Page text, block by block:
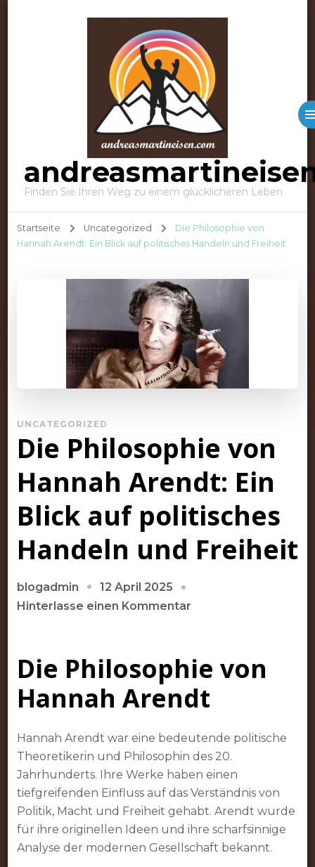
Finden Sie Ihren Weg zu einem glücklicheren Leben
Startseite Uncategorized
Die Philosophie von
Hannah Arendt: Ein Blick auf politisches Handeln und Freiheit
UNCATEGORIZED
Die Philosophie von
Hannah Arendt: Ein
Blick auf politisches
Handeln und Freiheit
blogadmin
12 April 2025
Hinterlasse einen Kommentarzu
von
Hannah
Arendt:
Blick
auf
politisches
Handeln
und
Freiheit
Die Philosophie von
Hannah Arendt
Hannah Arendt war eine bedeutende politische
Theoretikerin und Philosophin des 20.
Jahrhunderts. Ihre Werke haben einen
tiefgreifenden Einfluss auf das Verständnis von
Politik, Macht und Freiheit gehabt. Arendt wurde
für ihre originellen Ideen und ihre scharfsinnige
Analyse der modernen Gesellschaft bekannt.